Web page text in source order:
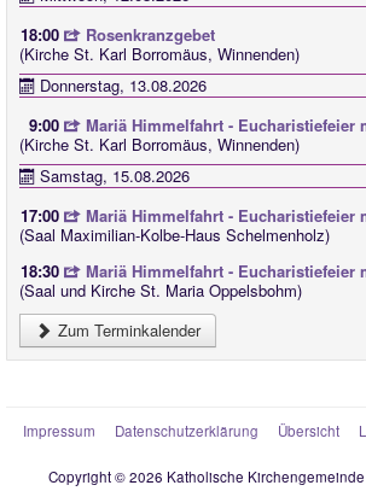
18:00
Rosenkranzgebet
(Kirche St. Karl Borromäus, Winnenden)
Donnerstag, 13.08.2026
9:00
Mariä Himmelfahrt - Eucharistiefeier
(Kirche St. Karl Borromäus, Winnenden)
Samstag, 15.08.2026
17:00
Mariä Himmelfahrt - Eucharistiefeier
(Saal Maximilian-Kolbe-Haus Schelmenholz)
18:30
Mariä Himmelfahrt - Eucharistiefeier
(Saal und Kirche St. Maria Oppelsbohm)
Zum Terminkalender
Impressum Datenschutzerklärung Übersicht
Copyright © 2026 Katholische